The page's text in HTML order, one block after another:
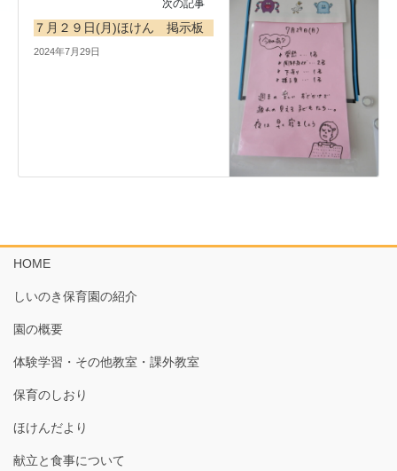
次の記事
７月２９日(月)ほけん 掲示板
2024年7月29日
HOME
しいのき保育園の紹介
園の概要
体験学習・その他教室・課外教室
保育のしおり
ほけんだより
献立と食事について